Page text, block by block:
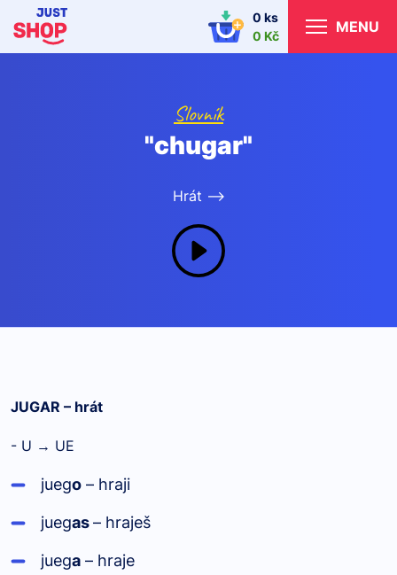
0 ks
0 Kč
MENU
Slovník
"chugar"
Hrát -->
JUGAR – hrát
- U → UE
juego – hraji
juegas– hraješ
juega – hraje